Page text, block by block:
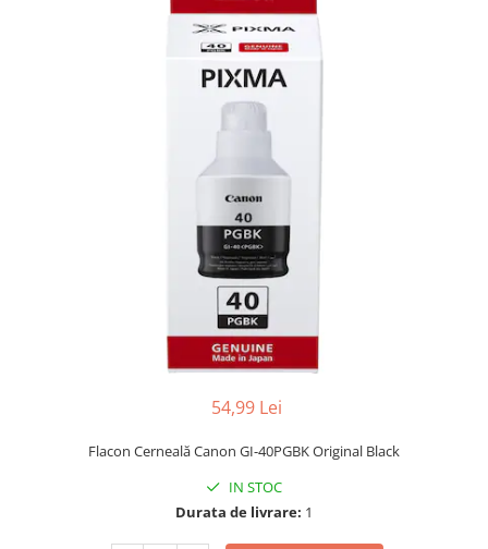
54,99 Lei
Flacon Cerneală Canon GI-40PGBK Original Black
IN STOC
Durata de livrare: 1